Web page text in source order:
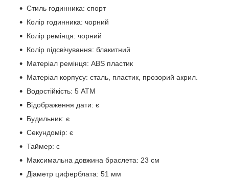
Стиль годинника: спорт
Колір годинника: чорний
Колір ремінця: чорний
Колір підсвічування: блакитний
Матеріал ремінця: ABS пластик
Матеріал корпусу: сталь, пластик, прозорий акрил.
Водостійкість: 5 АТМ
Відображення дати: є
Будильник: є
Секундомір: є
Таймер: є
Максимальна довжина браслета: 23 см
Діаметр циферблата: 51 мм